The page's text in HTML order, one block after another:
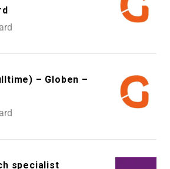
– Globen –
specialist